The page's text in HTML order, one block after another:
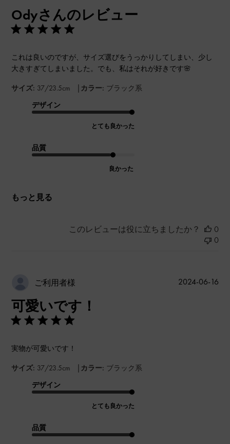
Odyさんのレビュー
これは良いのですが、サイズ選びをうっかりしてしまい、少し
大きすぎてしまいました。でも、私はそれが好きです🌸
サイズ: 37/23.5cm | カラー: ブラック系
デザイン
とても良かった
品質
良かった
もっと見る
このレビューは役に立ちましたか？
0
0
ご利用者様
可愛いです！
実物が可愛いです！
サイズ: 37/23.5cm | カラー: ブラック系
デザイン
とても良かった
品質
公
2024-06-16